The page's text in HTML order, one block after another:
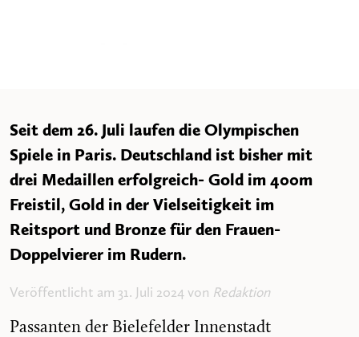
Seit dem 26. Juli laufen die Olympischen
Spiele in Paris. Deutschland ist bisher mit
drei Medaillen erfolgreich- Gold im 400m
Freistil, Gold in der Vielseitigkeit im
Reitsport und Bronze für den Frauen-
Doppelvierer im Rudern.
Veröffentlicht am 31. Juli 2024 von Redaktion
Passanten der Bielefelder Innenstadt